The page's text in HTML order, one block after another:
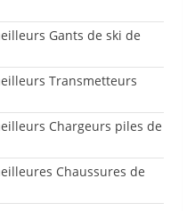
Gants de ski de
Transmetteurs
Chargeurs piles de
Chaussures de